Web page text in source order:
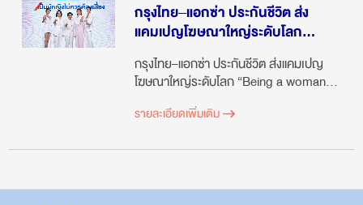
กรุงไทย–แอกซ่า ประกันชีวิต ส่ง
แคมเปญโฆษณาใหญ่ระดับโลก
“Being a woman shouldn’t be a
risk” หรือ “เป็นผู้หญิง ไม่ควรต้อง
เสี่ยง” ตอกย้ำความมุ่งมั่นในการ
สนับสนุนด้านความคุ้มครองที่เท่า
กรุงไทย–แอกซ่า ประกันชีวิต ส่งแคมเปญ
โฆษณาใหญ่ระดับโลก “Being a woman
ควรต้องเสี่ยง” ตอกย้ำความมุ่งมั่นในการ
รายละเอียดเพิ่มเติม